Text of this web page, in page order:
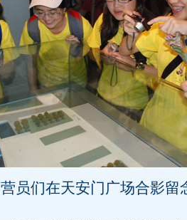
营员们在天安门广场合影留